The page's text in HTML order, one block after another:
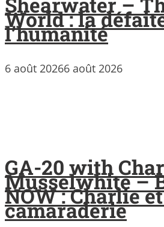
World : la
l’humanité
6 août 20266 août 2026
GA-20 with
Musselwhite –
NOW : Charlie
camaraderie